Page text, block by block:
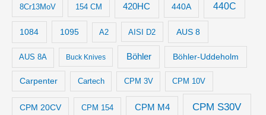
8Cr13MoV 154 CM 420HC 440A 440C
1084 1095 A2 AISI D2 AUS 8
AUS 8A Buck Knives Böhler Böhler-Uddeholm
Carpenter Cartech CPM 3V CPM 10V
CPM 20CV CPM 154 CPM M4 CPM S30V